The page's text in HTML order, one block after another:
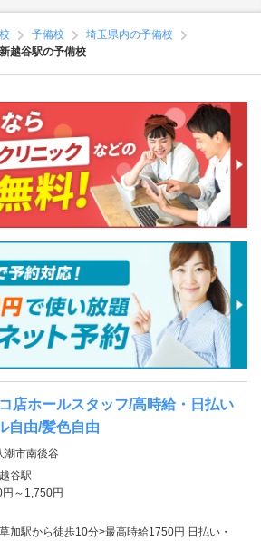
予備校
埼玉県内の予備校
新越谷駅の予備校
店ホールスタッフ/高時給・日払い
自由/髪色自由
潮市南後谷
谷駅
～1,750円
加駅から徒歩10分>最高時給1750円 日払い・